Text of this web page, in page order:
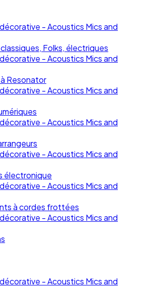
Folks, électriques
Resonator
électronique
à cordes frottées